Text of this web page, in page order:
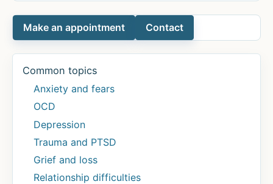
Make an appointment Contact
Common topics
Anxiety and fears
OCD
Depression
Trauma and PTSD
Grief and loss
Relationship difficulties